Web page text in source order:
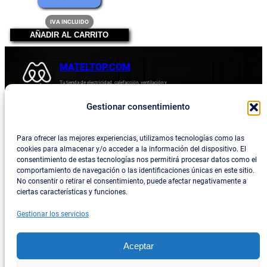
Gestionar consentimiento
Para ofrecer las mejores experiencias, utilizamos tecnologías como las
cookies para almacenar y/o acceder a la información del dispositivo. El
consentimiento de estas tecnologías nos permitirá procesar datos como el
comportamiento de navegación o las identificaciones únicas en este sitio.
No consentir o retirar el consentimiento, puede afectar negativamente a
ciertas características y funciones.
Gestionar los servicios
Aceptar
original
era:
54,45 €.
precio
actual
es:
49,54 €.
IVA INCLUIDO
AÑADIR AL CARRITO
MATELTOP.COM
Tu tienda de electricidad, calefacción, ventilación y
Blog
Privacidad
Política de devoluciones y reembolsos
Política de privacidad
Términos y condiciones
Contacta con consotros
Social